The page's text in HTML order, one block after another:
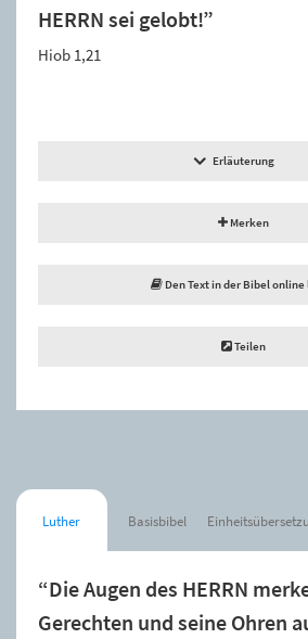
HERRN sei gelobt!”
Hiob 1,21
Erläuterung
Merken
Den Text in der Bibel online
Teilen
Luther Basisbibel
“Die Augen des HERRN
Gerechten und seine Ohren